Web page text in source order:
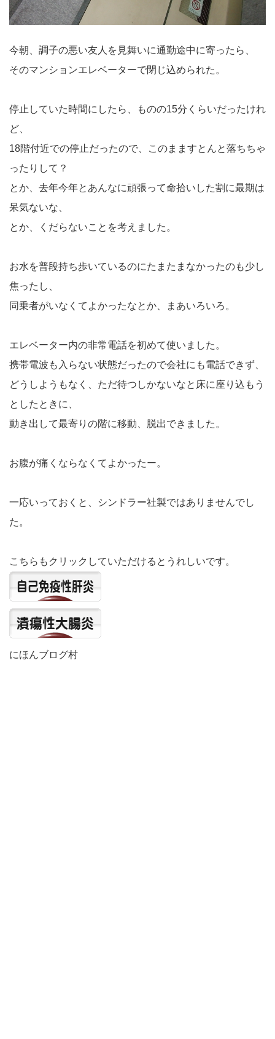
今朝、調子の悪い友人を見舞いに通勤途中に寄ったら、
そのマンションエレベーターで閉じ込められた。
停止していた時間にしたら、ものの15分くらいだったけれ
ど、
18階付近での停止だったので、このまますとんと落ちちゃ
ったりして？
とか、去年今年とあんなに頑張って命拾いした割に最期は
呆気ないな、
とか、くだらないことを考えました。
お水を普段持ち歩いているのにたまたまなかったのも少し
焦ったし、
同乗者がいなくてよかったなとか、まあいろいろ。
エレベーター内の非常電話を初めて使いました。
携帯電波も入らない状態だったので会社にも電話できず、
どうしようもなく、ただ待つしかないなと床に座り込もう
としたときに、
動き出して最寄りの階に移動、脱出できました。
お腹が痛くならなくてよかったー。
一応いっておくと、シンドラー社製ではありませんでし
た。
こちらもクリックしていただけるとうれしいです。
にほんブログ村